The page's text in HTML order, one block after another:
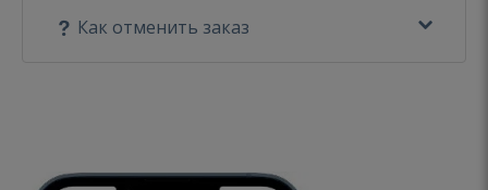
Как отменить заказ